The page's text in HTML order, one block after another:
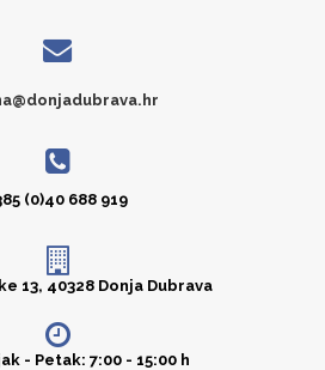
(0)40 688 919
13, 40328 Donja Dubrava
- Petak: 7:00 - 15:00 h